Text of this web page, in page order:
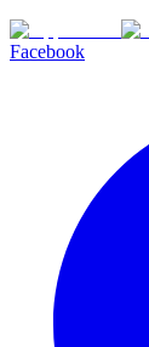
Facebook